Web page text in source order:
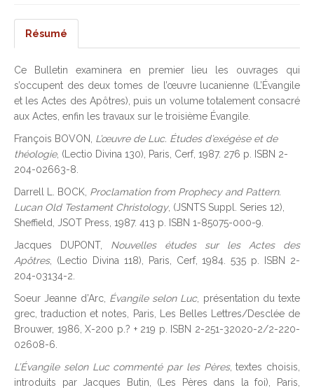
Résumé
Ce Bulletin examinera en premier lieu les ouvrages qui
s’occupent des deux tomes de l’œuvre lucanienne (L’Évangile
et les Actes des Apôtres), puis un volume totalement consacré
aux Actes, enfin les travaux sur le troisième Évangile.
François BOVON, L’œuvre de Luc. Études d’exégèse et de
théologie, (Lectio Divina 130), Paris, Cerf, 1987. 276 p. ISBN 2-
204-02663-8.
Darrell L. BOCK, Proclamation from Prophecy and Pattern.
Lucan Old Testament Christology, (JSNTS Suppl. Series 12),
Sheffield, JSOT Press, 1987. 413 p. ISBN 1-85075-000-9.
Jacques DUPONT, Nouvelles études sur les Actes des
Apôtres, (Lectio Divina 118), Paris, Cerf, 1984. 535 p. ISBN 2-
204-03134-2.
Soeur Jeanne d’Arc, Évangile selon Luc, présentation du texte
grec, traduction et notes, Paris, Les Belles Lettres/Desclée de
Brouwer, 1986, X-200 p.? + 219 p. ISBN 2-251-32020-2/2-220-
02608-6.
L’Évangile selon Luc commenté par les Pères, textes choisis,
introduits par Jacques Butin, (Les Pères dans la foi), Paris,